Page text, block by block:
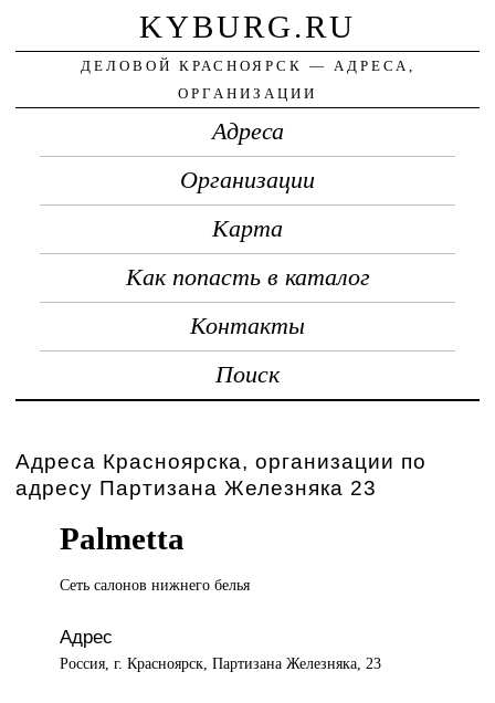
KYBURG.RU
ДЕЛОВОЙ КРАСНОЯРСК — АДРЕСА,
ОРГАНИЗАЦИИ
Адреса
Организации
Карта
Как попасть в каталог
Контакты
Поиск
Адреса Красноярска, организации по
адресу Партизана Железняка 23
Palmetta
Сеть салоновнижнего белья
Адрес
Россия, г. Красноярск, Партизана Железняка, 23